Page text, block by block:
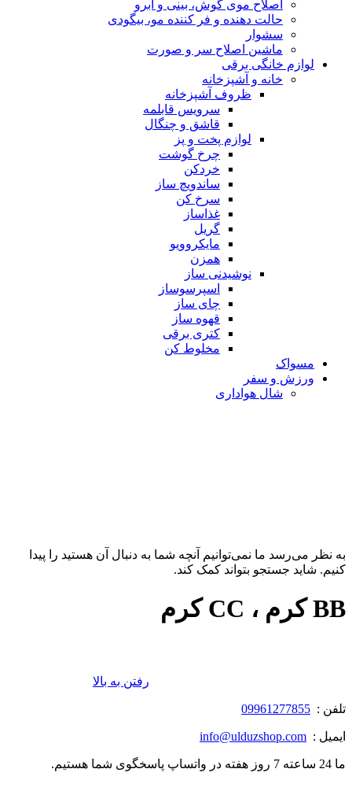
اصلاح موی گوش، بینی و ابرو
حالت دهنده و فر کننده مو، بیگودی
سشوار
ماشین اصلاح سر و صورت
لوازم خانگی برقی
خانه و آشپزخانه
ظروف آشپزخانه
سرویس قابلمه
قاشق و چنگال
لوازم پخت و پز
چرخ گوشت
خردکن
ساندویچ ساز
سرخ کن
غذاساز
گریل
مایکروویو
همزن
نوشیدنی ساز
اسپرسوساز
چای ساز
قهوه ساز
کتری برقی
مخلوط کن
مسواک
ورزش و سفر
شال هواداری
به نظر می‌رسد ما نمی‌توانیم آنچه شما به دنبال آن هستید را پیدا
کنیم. شاید جستجو بتواند کمک کند.
BB کرم ، CC کرم
رفتن به بالا
تلفن : 09961277855
ایمیل : info@ulduzshop.com
ما 24 ساعته 7 روز هفته در واتساپ پاسخگوی شما هستیم.